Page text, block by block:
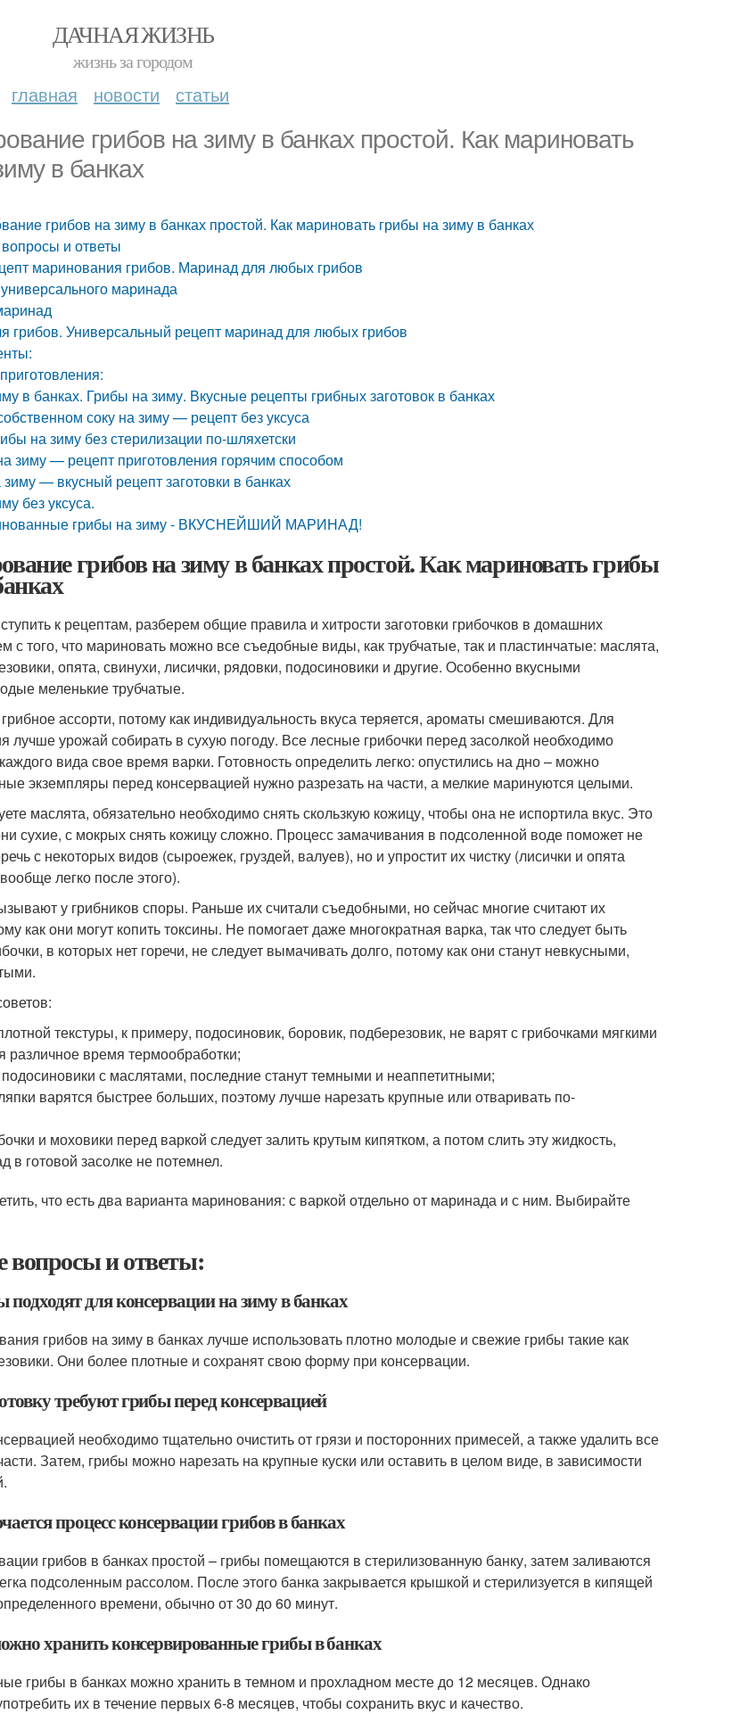
ДАЧНАЯ ЖИЗНЬ
жизнь за городом
главная новости статьи
грибов на зиму в банках простой. Как мариновать
в банках
грибов на зиму в банках простой. Как мариновать грибы на зиму в банках
и ответы
маринования грибов. Маринад для любых грибов
маринада
грибов. Универсальный рецепт маринад для любых грибов
в банках. Грибы на зиму. Вкусные рецепты грибных заготовок в банках
соку на зиму — рецепт без уксуса
на зиму без стерилизации по-шляхетски
зиму — рецепт приготовления горячим способом
— вкусный рецепт заготовки в банках
без уксуса.
грибы на зиму - ВКУСНЕЙШИЙ МАРИНАД!
грибов на зиму в банках простой. Как мариновать грибы
к рецептам, разберем общие правила и хитрости заготовки грибочков в домашних
с того, что мариновать можно все съедобные виды, как трубчатые, так и пластинчатые: маслята,
опята, свинухи, лисички, рядовки, подосиновики и другие. Особенно вкусными
меленькие трубчатые.
ассорти, потому как индивидуальность вкуса теряется, ароматы смешиваются. Для
лучше урожай собирать в сухую погоду. Все лесные грибочки перед засолкой необходимо
вида свое время варки. Готовность определить легко: опустились на дно – можно
экземпляры перед консервацией нужно разрезать на части, а мелкие маринуются целыми.
маслята, обязательно необходимо снять скользкую кожицу, чтобы она не испортила вкус. Это
сухие, с мокрых снять кожицу сложно. Процесс замачивания в подсоленной воде поможет не
с некоторых видов (сыроежек, груздей, валуев), но и упростит их чистку (лисички и опята
легко после этого).
у грибников споры. Раньше их считали съедобными, но сейчас многие считают их
как они могут копить токсины. Не помогает даже многократная варка, так что следует быть
в которых нет горечи, не следует вымачивать долго, потому как они станут невкусными,
текстуры, к примеру, подосиновик, боровик, подберезовик, не варят с грибочками мягкими
различное время термообработки;
с маслятами, последние станут темными и неаппетитными;
варятся быстрее больших, поэтому лучше нарезать крупные или отваривать по-
и моховики перед варкой следует залить крутым кипятком, а потом слить эту жидкость,
в готовой засолке не потемнел.
что есть два варианта маринования: с варкой отдельно от маринада и с ним. Выбирайте
вопросы и ответы:
подходят для консервации на зиму в банках
грибов на зиму в банках лучше использовать плотно молодые и свежие грибы такие как
Они более плотные и сохранят свою форму при консервации.
требуют грибы перед консервацией
необходимо тщательно очистить от грязи и посторонних примесей, а также удалить все
Затем, грибы можно нарезать на крупные куски или оставить в целом виде, в зависимости
процесс консервации грибов в банках
грибов в банках простой – грибы помещаются в стерилизованную банку, затем заливаются
подсоленным рассолом. После этого банка закрывается крышкой и стерилизуется в кипящей
времени, обычно от 30 до 60 минут.
хранить консервированные грибы в банках
грибы в банках можно хранить в темном и прохладном месте до 12 месяцев. Однако
их в течение первых 6-8 месяцев, чтобы сохранить вкус и качество.